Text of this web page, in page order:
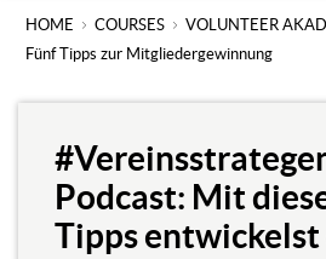
HOME COURSES VOLUNTEER
Fünf Tipps zur Mitgliedergewinnung
Podcast: Mit
Tipps entwickelst